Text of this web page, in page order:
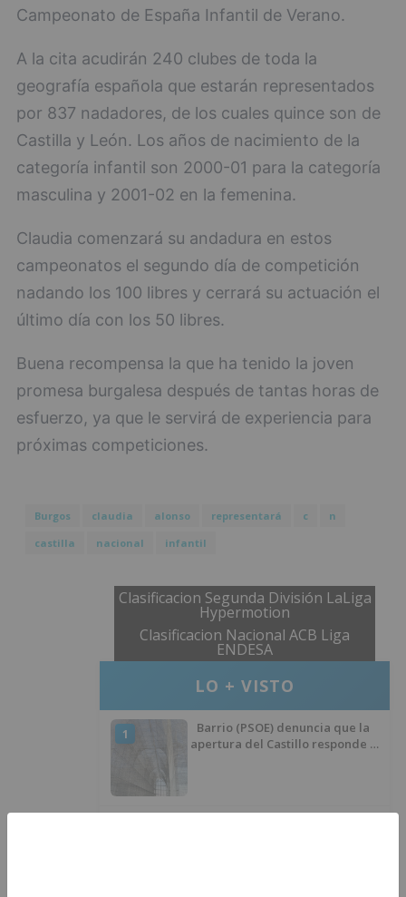
Campeonato de España Infantil de Verano.
A la cita acudirán 240 clubes de toda la
geografía española que estarán representados
por 837 nadadores, de los cuales quince son de
Castilla y León. Los años de nacimiento de la
categoría infantil son 2000-01 para la categoría
masculina y 2001-02 en la femenina.
Claudia comenzará su andadura en estos
campeonatos el segundo día de competición
nadando los 100 libres y cerrará su actuación el
último día con los 50 libres.
Buena recompensa la que ha tenido la joven
promesa burgalesa después de tantas horas de
esfuerzo, ya que le servirá de experiencia para
próximas competiciones.
Burgos claudia alonso representará c
n
castilla
nacional infantil
Clasificacion Segunda División LaLiga
Hypermotion
Clasificacion Nacional ACB Liga
ENDESA
LO + VISTO
1
Barrio (PSOE) denuncia que la
apertura del Castillo responde a